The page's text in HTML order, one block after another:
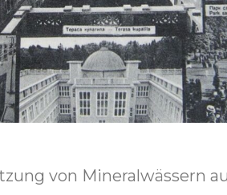
von Mineralwässern